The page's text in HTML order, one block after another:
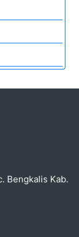
Bengkalis Kab.